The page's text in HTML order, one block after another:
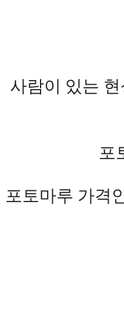
사람이 있는
포
포토마루 가격